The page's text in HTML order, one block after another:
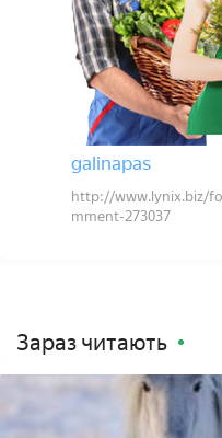
galinapas
http://www.lynix.biz/
mment-273037
Зараз читають